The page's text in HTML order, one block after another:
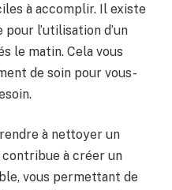
à accomplir. Il existe
l’utilisation d’un
le matin. Cela vous
de soin pour vous-
à nettoyer un
à créer un
vous permettant de